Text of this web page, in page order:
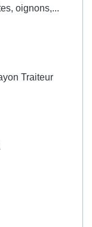
oignons,...
Traiteur